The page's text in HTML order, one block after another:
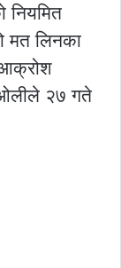
मत लिनका
आक्रोश
ओलीले २७ गते